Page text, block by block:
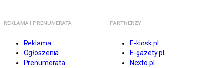
REKLAMA I PRENUMERATA
Reklama
Ogłoszenia
Prenumerata
PARTNERZY
E-kiosk.pl
E-gazety.pl
Nexto.pl